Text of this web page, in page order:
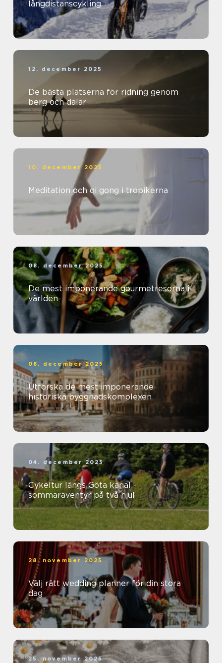
långdistanscykling
12. december 2025
De bästa platserna för ridning genom
berg och dalar
10. december 2025
Meditation och qi gong i tropikerna
08. december 2025
De mest imponerande gourmetresorna i
världen
08. december 2025
Utforska de mest imponerande
historiska byggnadskomplexen
04. december 2025
Cykeltur längs Göta kanal -
sommaräventyr på två hjul
28. november 2025
Välj rätt wedding planner för din stora
dag
25. november 2025